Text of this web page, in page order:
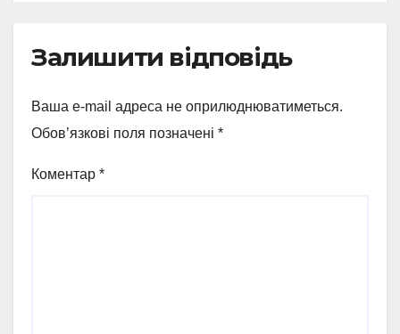
Залишити відповідь
Ваша e-mail адреса не оприлюднюватиметься.
Обов’язкові поля позначені *
Коментар *